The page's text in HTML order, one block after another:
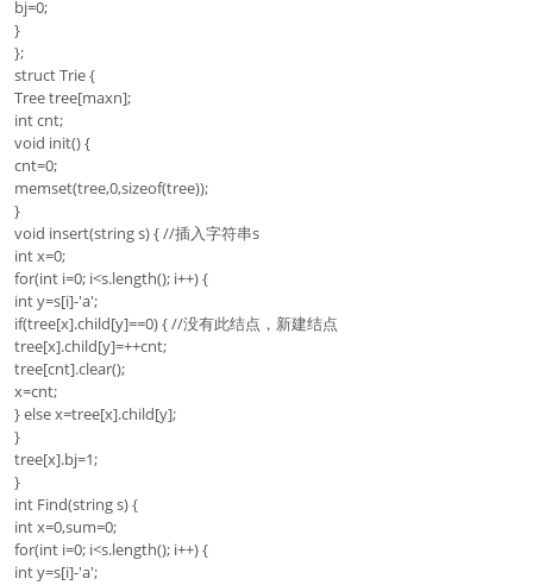
bj=0;
}
};
struct Trie {
Tree tree[maxn];
int cnt;
void init() {
cnt=0;
memset(tree,0,sizeof(tree));
}
void insert(string s) { //插入字符串s
int x=0;
for(int i=0; i<s.length(); i++) {
int y=s[i]-'a';
if(tree[x].child[y]==0) { //没有此结点，新建结点
tree[x].child[y]=++cnt;
tree[cnt].clear();
x=cnt;
} else x=tree[x].child[y];
}
tree[x].bj=1;
}
int Find(string s) {
int x=0,sum=0;
for(int i=0; i<s.length(); i++) {
int y=s[i]-'a';